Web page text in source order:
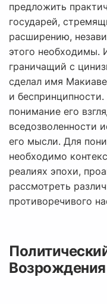
предложить
государей,
расширению,
этого необходимы.
граничащий с
сделал имя
и
понимание его
вседозволенности
его мысли. Для
необходимо
реалиях эпохи,
рассмотреть
противоречивого
Возрождения